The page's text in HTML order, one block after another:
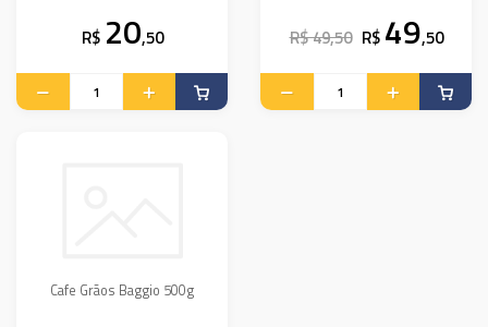
R$ 20,50 R$ 49,50 R$ 49,50
Cafe Grãos Baggio 500g